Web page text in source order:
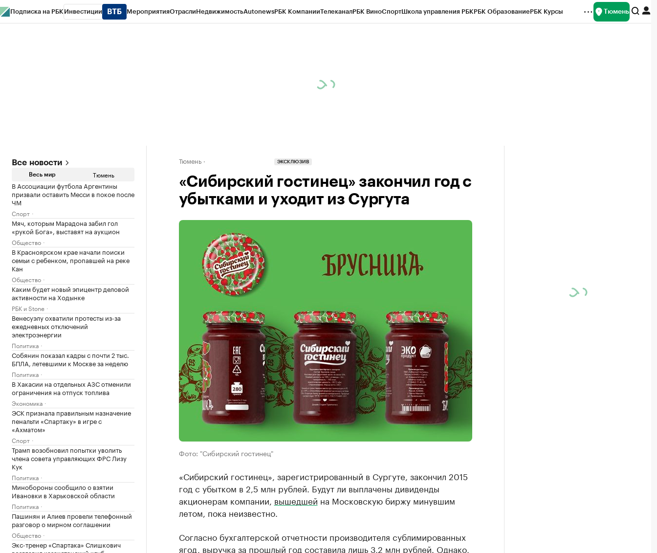
Подписка на РБК Инвестиции МероприятияОтраслиНедвижимостьAutonewsРБК КомпанииТелеканалРБК ВиноСпортШкола управления РБКРБК ОбразованиеРБК Курсы Тюмень
Все новости
Весь мир Тюмень
В Ассоциации футбола Аргентины
призвали оставить Месси в покое после
ЧМ
Спорт
Мяч, которым Марадона забил гол
«рукой Бога», выставят на аукцион
Общество
В Красноярском крае начали поиски
семьи с ребенком, пропавшей на реке
Кан
Общество
Каким будет новый эпицентр деловой
активности на Ходынке
РБК и Stone
Венесуэлу охватили протесты из-за
ежедневных отключений
электроэнергии
Политика
Собянин показал кадры с почти 2 тыс.
БПЛА, летевшими к Москве за неделю
Политика
В Хакасии на отдельных АЗС отменили
ограничения на отпуск топлива
Экономика
ЭСК признала правильным назначение
пенальти «Спартаку» в игре с
«Ахматом»
Спорт
Трамп возобновил попытки уволить
члена совета управляющих ФРС Лизу
Кук
Политика
Минобороны сообщило о взятии
Ивановки в Харьковской области
Политика
Пашинян и Алиев провели телефонный
разговор о мирном соглашении
Общество
Экс-тренер «Спартака» Слишкович
Тюмень ЭКСКЛЮЗИВ
«Сибирский гостинец» закончил год с
убытками и уходит из Сургута
Фото: "Сибирский гостинец"
«Сибирский гостинец», зарегистрированный в Сургуте, закончил 2015
год с убытком в 2,5 млн рублей. Будут ли выплачены дивиденды
акционерам компании, вышедшей на Московскую биржу минувшим
летом, пока неизвестно.
Согласно бухгалтерской отчетности производителя сублимированных
ягод, выручка за прошлый год составила лишь 3,2 млн рублей. Однако,